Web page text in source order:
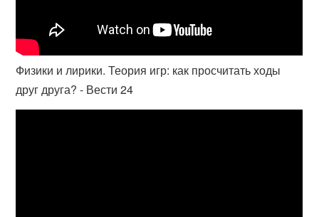
Физики и лирики. Теория игр: как просчитать ходы
друг друга? - Вести 24